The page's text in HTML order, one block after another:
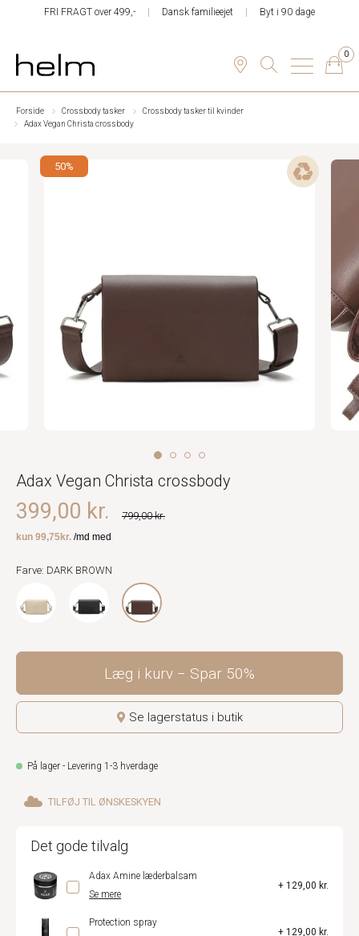
FRI FRAGT over 499,- Dansk familieejet Byt i 90 dage
0
Forside Crossbody tasker
Crossbody tasker til kvinder
Adax Vegan Christa crossbody
50%
Adax Vegan Christa crossbody
799,00 kr.
399,00 kr.
Farve: DARK BROWN
Læg i kurv Spar 50%
Se lagerstatus i butik
På lager - Levering 1-3 hverdage
TILFØJ TIL ØNSKESKYEN
Det gode tilvalg
Adax Amine læderbalsam
Se mere
+ 129,00 kr.
Protection spray
+ 129,00 kr.